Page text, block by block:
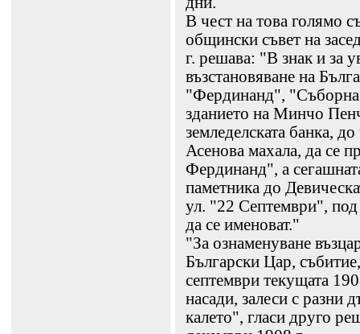
В чест на това голямо
общински съвет на
г. решава: "В знак и за
възстановяване на
"Фердинанд",
зданието на Минчо
земледелската банка,
Асенова махала, да се
Фердинанд", а
паметника до
ул. "22 Септември", под
да се именоват."
"За ознаменуване
Български Цар,
септември текущата
насади, залеси с разни
калето", гласи друго